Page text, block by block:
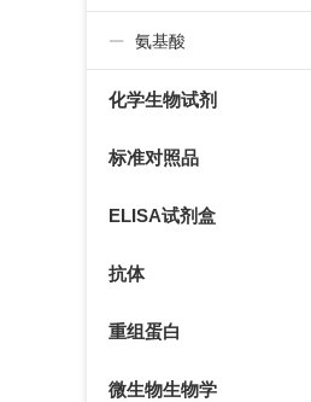
氨基酸
化学生物试剂
标准对照品
ELISA试剂盒
抗体
重组蛋白
微生物生物学